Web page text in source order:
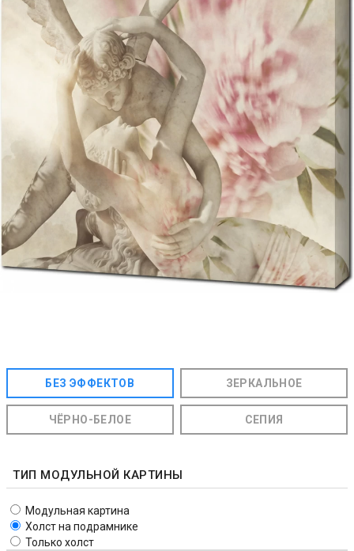
БЕЗ ЭФФЕКТОВ ЗЕРКАЛЬНОЕ
ЧЁРНО-БЕЛОЕ СЕПИЯ
ТИП МОДУЛЬНОЙ КАРТИНЫ
Модульная картина
Холст на подрамнике
Только холст